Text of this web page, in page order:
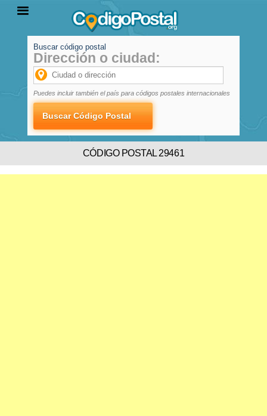
PROVINCIAS
LOCALIDADES
Buscar código postal
Dirección o ciudad:
Puedes incluir también el país para códigos postales internacionales
CÓDIGO POSTAL 29461